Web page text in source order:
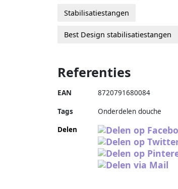
Stabilisatiestangen
Best Design stabilisatiestangen
Referenties
EAN 8720791680084
Tags
Onderdelen douche
Delen